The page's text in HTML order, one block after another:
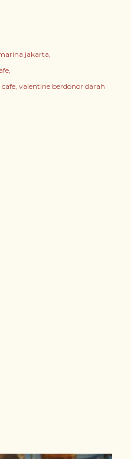
jakarta
valentine berdonor darah